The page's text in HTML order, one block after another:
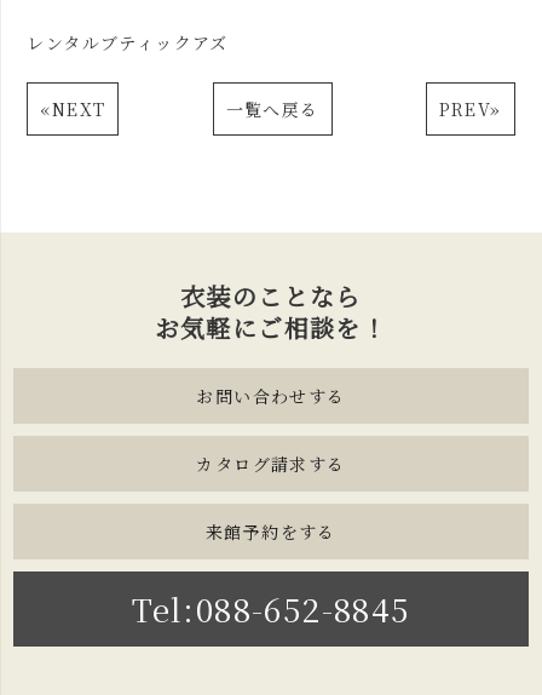
レンタルブティックアズ
«NEXT 一覧へ戻る PREV»
衣装のことなら
お気軽にご相談を！
お問い合わせする
カタログ請求する
来館予約をする
Tel:088-652-8845